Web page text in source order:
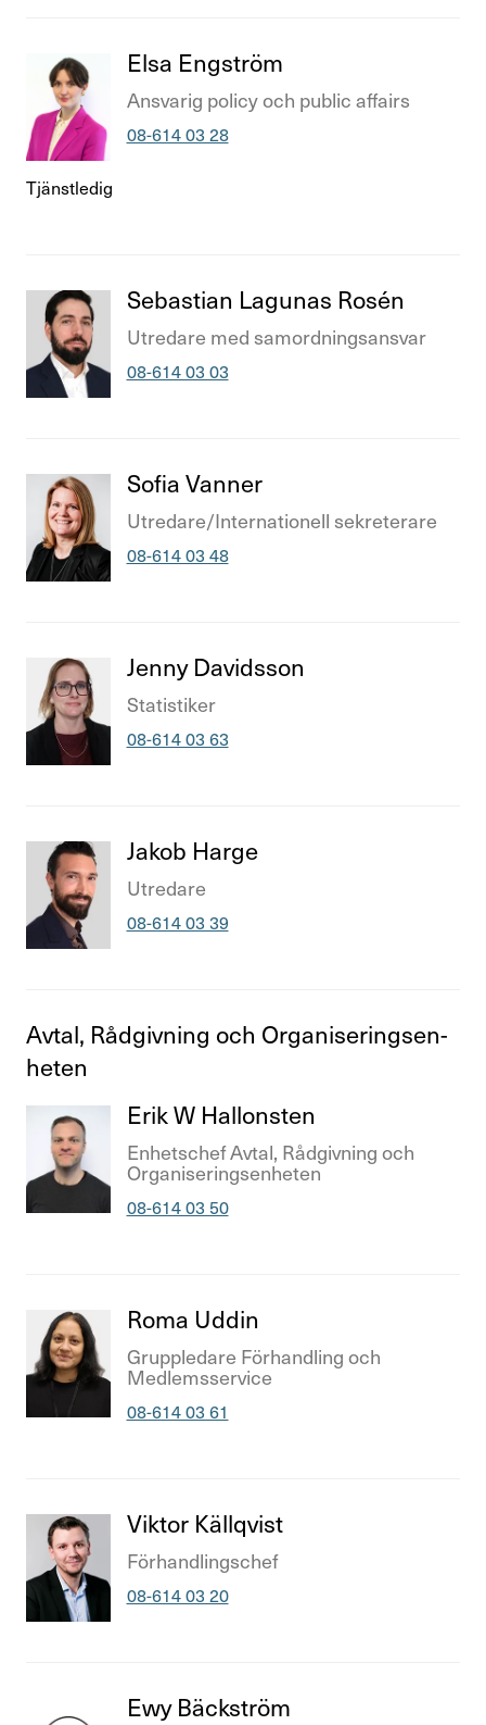
Titel
Elsa Engström
Titel
Ansvarig policy och public affairs
Telefonnummer
08-614 03 28
Tjänstledig
Titel
Sebastian Lagunas Rosén
Titel
Utre­dare med samord­nings­an­svar
Telefonnummer
08-614 03 03
Titel
Sofia Vanner
Titel
Utre­dare/​Inter­na­tio­nell sekre­te­rare
Telefonnummer
08-614 03 48
Titel
Jenny Davidsson
Titel
Statistiker
Telefonnummer
08-614 03 63
Titel
Jakob Harge
Titel
Utre­dare
Telefonnummer
08-614 03 39
Avtal, Rådgiv­ning och Orga­ni­se­rings­en­
heten
Titel
Erik W Hallonsten
Titel
Enhets­chef Avtal, Rådgiv­ning och
Orga­ni­se­rings­en­heten
Telefonnummer
08-614 03 50
Titel
Roma Uddin
Titel
Grupple­dare Förhand­ling och
Medlems­ser­vice
Telefonnummer
08-614 03 61
Titel
Viktor Källqvist
Titel
Förhand­lings­chef
Telefonnummer
08-614 03 20
Titel
Ewy Bäck­ström